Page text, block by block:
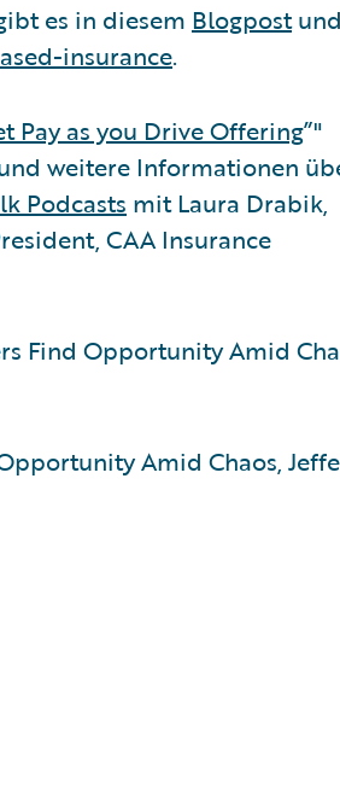
es in diesem Blogpostund
insurance.
Pay as you Drive Offering”"
weitere Informationen
Podcasts mit Laura Drabik,
CAA Insurance
Find Opportunity Amid
Amid Chaos,